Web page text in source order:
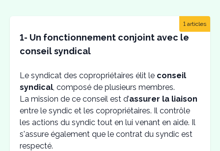
1 articles
1- Un fonctionnement conjoint avec le
conseil syndical
Le syndicat des copropriétaires élit le conseil
syndical, composé de plusieurs membres.
La mission de ce conseil est d’assurer la liaison
entre le syndic et les copropriétaires. Il contrôle
les actions du syndic tout en lui venant en aide. Il
s'assure également que le contrat du syndic est
respecté.